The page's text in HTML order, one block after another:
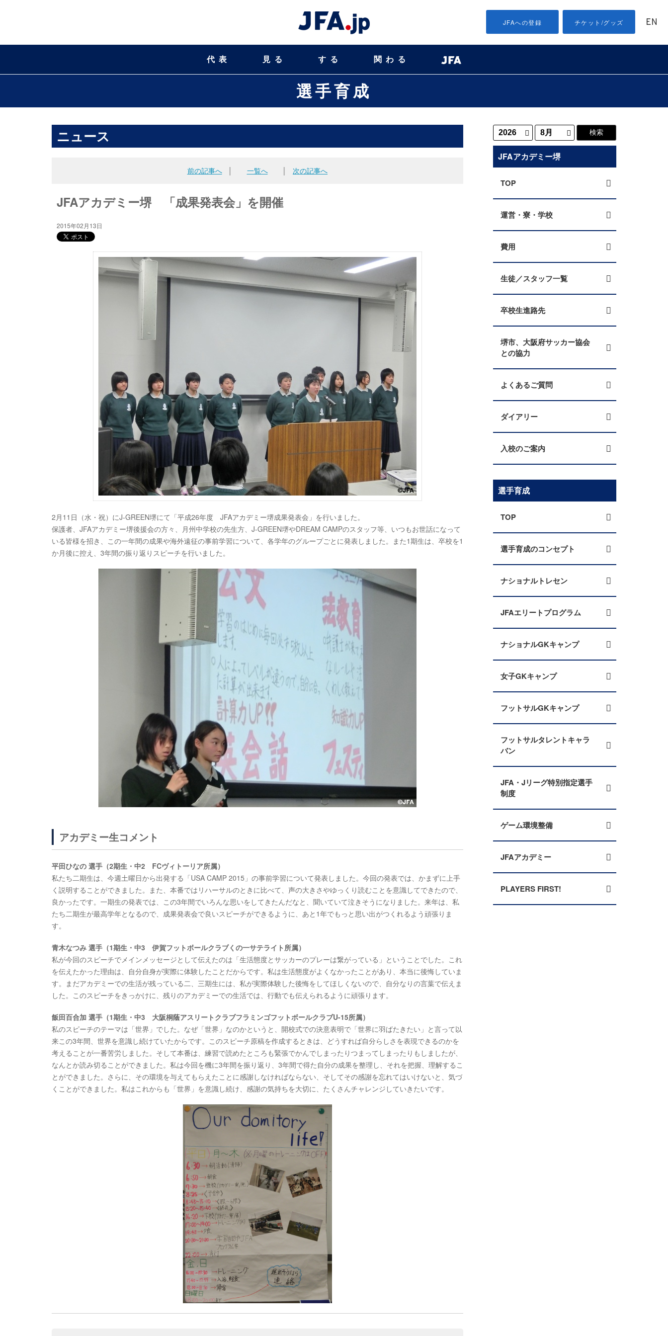
JFAへの登録 チケット/グッズ EN
代表 見る する 関わる
選手育成
ニュース
前の記事へ│ 一覧へ 次の記事へ
JFAアカデミー堺 「成果発表会」を開催
2015年02月13日
2月11日（水・祝）にJ-GREEN堺にて「平成26年度 JFAアカデミー堺成果発表会」を行いました。
保護者、JFAアカデミー堺後援会の方々、月州中学校の先生方、J-GREEN堺やDREAM CAMPのスタッフ等、いつもお世話になって
いる皆様を招き、この一年間の成果や海外遠征の事前学習について、各学年のグループごとに発表しました。また1期生は、卒校を1
か月後に控え、3年間の振り返りスピーチを行いました。
アカデミー生コメント
平田ひなの 選手（2期生・中2 FCヴィトーリア所属）
私たち二期生は、今週土曜日から出発する「USA CAMP 2015」の事前学習について発表しました。今回の発表では、かまずに上手
く説明することができました。また、本番ではリハーサルのときに比べて、声の大きさやゆっくり読むことを意識してできたので、
良かったです。一期生の発表では、この3年間でいろんな思いをしてきたんだなと、聞いていて泣きそうになりました。来年は、私
たち二期生が最高学年となるので、成果発表会で良いスピーチができるように、あと1年でもっと思い出がつくれるよう頑張りま
す。
青木なつみ 選手（1期生・中3 伊賀フットボールクラブくの一サテライト所属）
私が今回のスピーチでメインメッセージとして伝えたのは「生活態度とサッカーのプレーは繋がっている」ということでした。これ
を伝えたかった理由は、自分自身が実際に体験したことだからです。私は生活態度がよくなかったことがあり、本当に後悔していま
す。まだアカデミーでの生活が残っている二、三期生には、私が実際体験した後悔をしてほしくないので、自分なりの言葉で伝えま
した。このスピーチをきっかけに、残りのアカデミーでの生活では、行動でも伝えられるように頑張ります。
飯田百合加 選手（1期生・中3 大阪桐蔭アスリートクラブフラミンゴフットボールクラブU-15所属）
私のスピーチのテーマは「世界」でした。なぜ「世界」なのかというと、開校式での決意表明で「世界に羽ばたきたい」と言って以
来この3年間、世界を意識し続けていたからです。このスピーチ原稿を作成するときは、どうすれば自分らしさを表現できるのかを
考えることが一番苦労しました。そして本番は、練習で読めたところも緊張でかんでしまったりつまってしまったりもしましたが、
なんとか読み切ることができました。私は今回を機に3年間を振り返り、3年間で得た自分の成果を整理し、それを把握、理解するこ
とができました。さらに、その環境を与えてもらえたことに感謝しなければならない、そしてその感謝を忘れてはいけないと、気づ
くことができました。私はこれからも「世界」を意識し続け、感謝の気持ちを大切に、たくさんチャレンジしていきたいです。
JFAアカデミー堺
TOP
運営・寮・学校
費用
生徒／スタッフ一覧
卒校生進路先
堺市、大阪府サッカー協会
との協力
よくあるご質問
ダイアリー
入校のご案内
選手育成
TOP
選手育成のコンセプト
ナショナルトレセン
JFAエリートプログラム
ナショナルGKキャンプ
女子GKキャンプ
フットサルGKキャンプ
フットサルタレントキャラ
バン
JFA・Jリーグ特別指定選手
制度
ゲーム環境整備
JFAアカデミー
PLAYERS FIRST!